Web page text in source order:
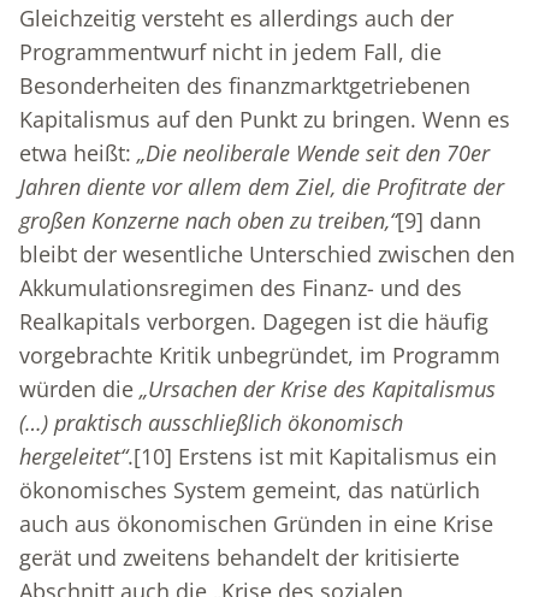
Gleichzeitig versteht es allerdings auch der
Programmentwurf nicht in jedem Fall, die
Besonderheiten des finanzmarktgetriebenen
Kapitalismus auf den Punkt zu bringen. Wenn es
etwa heißt: „Die neoliberale Wende seit den 70er
Jahren diente vor allem dem Ziel, die Profitrate der
großen Konzerne nach oben zu treiben,“[9] dann
bleibt der wesentliche Unterschied zwischen den
Akkumulationsregimen des Finanz- und des
Realkapitals verborgen. Dagegen ist die häufig
vorgebrachte Kritik unbegründet, im Programm
würden die „Ursachen der Krise des Kapitalismus
(…) praktisch ausschließlich ökonomisch
hergeleitet“.[10] Erstens ist mit Kapitalismus ein
ökonomisches System gemeint, das natürlich
auch aus ökonomischen Gründen in eine Krise
gerät und zweitens behandelt der kritisierte
Abschnitt auch die „Krise des sozialen